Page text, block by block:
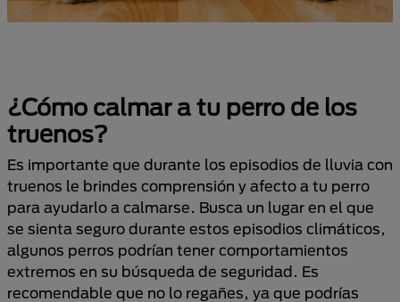
¿Cómo calmar a tu perro de los
truenos?
Es importante que durante los episodios de lluvia con
truenos le brindes comprensión y afecto a tu perro
para ayudarlo a calmarse. Busca un lugar en el que
se sienta seguro durante estos episodios climáticos,
algunos perros podrían tener comportamientos
extremos en su búsqueda de seguridad. Es
recomendable que no lo regañes, ya que podrías